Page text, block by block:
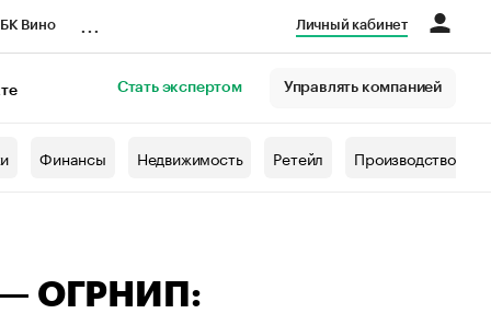
Вино Личный кабинет
Стать экспертом Управлять компанией
Финансы Недвижимость Ретейл Производство
— ОГРНИП: